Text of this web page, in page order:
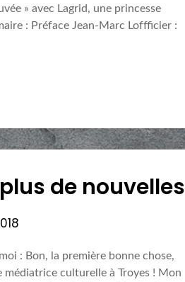
» avec Lagrid, une princesse
: Préface Jean-Marc Loffficier :
de nouvelles
: Bon, la première bonne chose,
médiatrice culturelle à Troyes ! Mon